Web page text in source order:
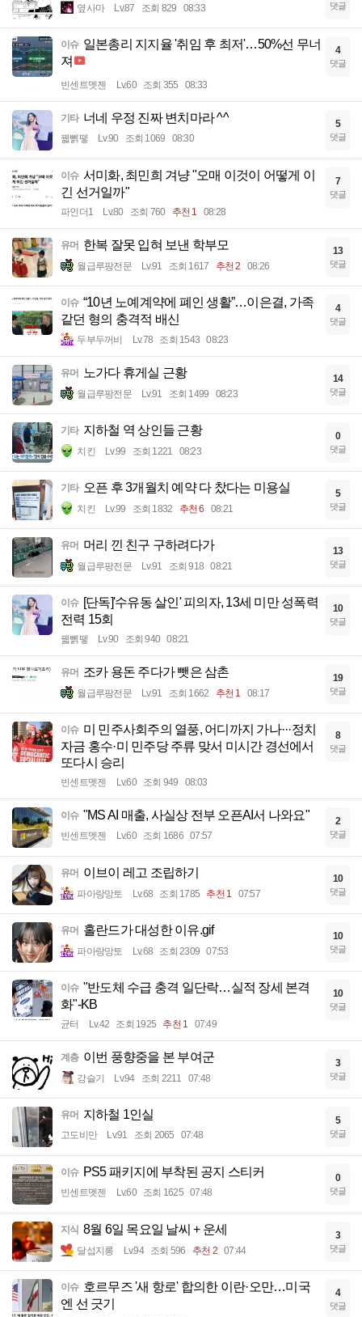
옆사마 Lv.87 조회 829 08:33 댓글
이슈 일본총리 지지율 '취임 후 최저'…50%선 무너
져
빈센트멧젠 Lv.60 조회 355 08:33
4
댓글
기타 너네 우정 진짜 변치마라 ^^
꿻뻵뗗 Lv.90 조회 1069 08:30
5
댓글
이슈 서미화, 최민희 겨냥 "오매 이것이 어떻게 이
긴 선거일까"
파인더1 Lv.80 조회 760 추천 1 08:28
7
댓글
유머 한복 잘못 입혀 보낸 학부모
월급루팡전문 Lv.91 조회 1617 추천 2 08:26
13
댓글
이슈 “10년 노예계약에 폐인 생활”…이은결, 가족
같던 형의 충격적 배신
두부두꺼비 Lv.78 조회 1543 08:23
4
댓글
유머 노가다 휴게실 근황
월급루팡전문 Lv.91 조회 1499 08:23
14
댓글
기타 지하철 역 상인들 근황
치킨 Lv.99 조회 1221 08:23
0
댓글
기타 오픈 후 3개월치 예약 다 찼다는 미용실
치킨 Lv.99 조회 1832 추천 6 08:21
5
댓글
유머 머리 낀 친구 구하려다가
월급루팡전문 Lv.91 조회 918 08:21
13
댓글
이슈 [단독]'수유동 살인' 피의자, 13세 미만 성폭력
전력 15회
꿻뻵뗗 Lv.90 조회 940 08:21
10
댓글
유머 조카 용돈 주다가 뺏은 삼촌
월급루팡전문 Lv.91 조회 1662 추천 1 08:17
19
댓글
이슈 미 민주사회주의 열풍, 어디까지 가나···정치
자금 홍수·미 민주당 주류 맞서 미시간 경선에서
또다시 승리
빈센트멧젠 Lv.60 조회 949 08:03
8
댓글
이슈 "MS AI 매출, 사실상 전부 오픈AI서 나와요"
빈센트멧젠 Lv.60 조회 1686 07:57
2
댓글
유머 이브이 레고 조립하기
파아랑망토 Lv.68 조회 1785 추천 1 07:57
10
댓글
유머 홀란드가 대성한 이유.gif
파아랑망토 Lv.68 조회 2309 07:53
10
댓글
이슈 "반도체 수급 충격 일단락…실적 장세 본격
화"-KB
균터 Lv.42 조회 1925 추천 1 07:49
10
댓글
계층 이번 풍향중을 본 부여군
강슬기 Lv.94 조회 2211 07:48
3
댓글
유머 지하철 1인실
고도비만 Lv.91 조회 2065 07:48
5
댓글
이슈 PS5 패키지에 부착된 공지 스티커
빈센트멧젠 Lv.60 조회 1625 07:48
0
댓글
지식 8월 6일 목요일 날씨 + 운세
달섭지롱 Lv.94 조회 596 추천 2 07:44
3
댓글
이슈 호르무즈 '새 항로' 합의한 이란·오만…미국
엔 선 긋기
4
댓글